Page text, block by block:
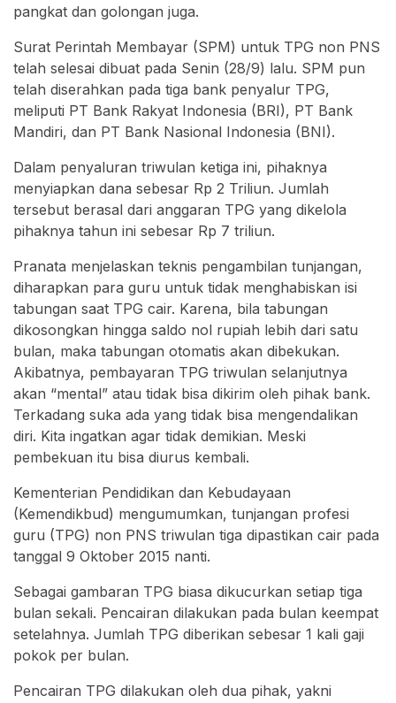
pangkat dan golongan juga.
Surat Perintah Membayar (SPM) untuk TPG non PNS
telah selesai dibuat pada Senin (28/9) lalu. SPM pun
telah diserahkan pada tiga bank penyalur TPG,
meliputi PT Bank Rakyat Indonesia (BRI), PT Bank
Mandiri, dan PT Bank Nasional Indonesia (BNI).
Dalam penyaluran triwulan ketiga ini, pihaknya
menyiapkan dana sebesar Rp 2 Triliun. Jumlah
tersebut berasal dari anggaran TPG yang dikelola
pihaknya tahun ini sebesar Rp 7 triliun.
Pranata menjelaskan teknis pengambilan tunjangan,
diharapkan para guru untuk tidak menghabiskan isi
tabungan saat TPG cair. Karena, bila tabungan
dikosongkan hingga saldo nol rupiah lebih dari satu
bulan, maka tabungan otomatis akan dibekukan.
Akibatnya, pembayaran TPG triwulan selanjutnya
akan “mental” atau tidak bisa dikirim oleh pihak bank.
Terkadang suka ada yang tidak bisa mengendalikan
diri. Kita ingatkan agar tidak demikian. Meski
pembekuan itu bisa diurus kembali.
Kementerian Pendidikan dan Kebudayaan
(Kemendikbud) mengumumkan, tunjangan profesi
guru (TPG) non PNS triwulan tiga dipastikan cair pada
tanggal 9 Oktober 2015 nanti.
Sebagai gambaran TPG biasa dikucurkan setiap tiga
bulan sekali. Pencairan dilakukan pada bulan keempat
setelahnya. Jumlah TPG diberikan sebesar 1 kali gaji
pokok per bulan.
Pencairan TPG dilakukan oleh dua pihak, yakni